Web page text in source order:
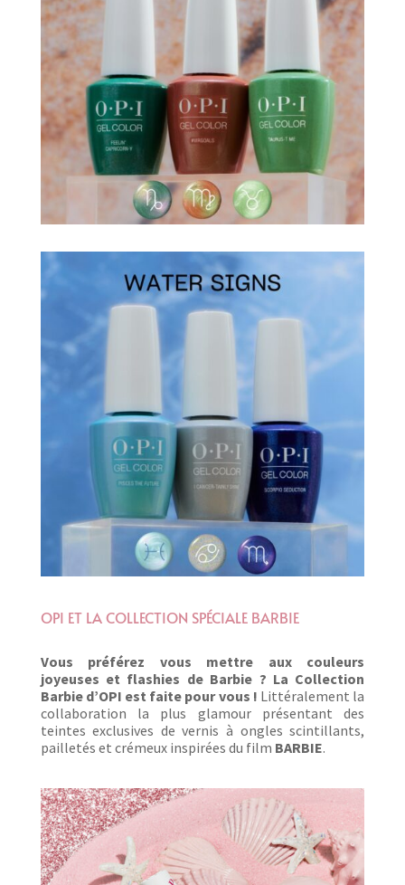
OPI ET LA COLLECTION SPÉCIALE BARBIE
Vous préférez vous mettre aux couleurs
joyeuses et flashies de Barbie ? La Collection
Barbie d’OPI est faite pour vous ! Littéralement la
collaboration la plus glamour présentant des
teintes exclusives de vernis à ongles scintillants,
pailletés et crémeux inspirées du film BARBIE.